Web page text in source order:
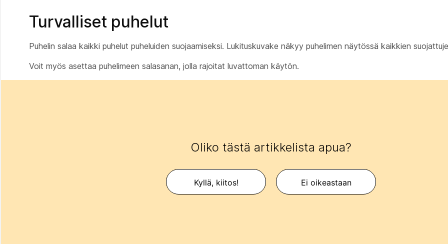
Turvalliset puhelut
Puhelin salaa kaikki puhelut puheluiden suojaamiseksi. Lukituskuvake näkyy puhelimen näytössä kaikkien
Voit myös asettaa puhelimeen salasanan, jolla rajoitat luvattoman käytön.
Oliko tästä artikkelista apua?
Kyllä, kiitos! Ei oikeastaan